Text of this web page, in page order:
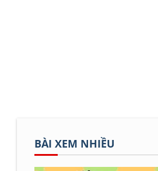
BÀI XEM NHIỀU